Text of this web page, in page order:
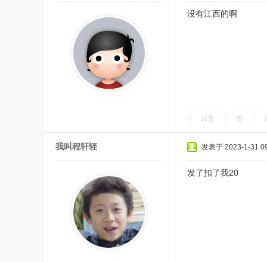
没有江西的啊
回复 赞
我叫程轩轾 发表于 2023-1-31
发了扣了我20